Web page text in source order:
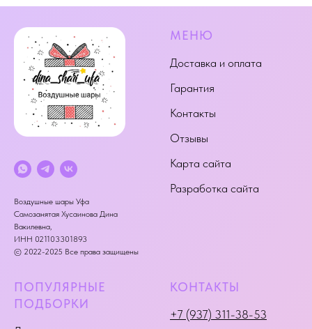
Воздушные шары Уфа
Самозанятая Хусаинова Дина
Вакилевна,
ИНН 021103301893
© 2022-2025 Все права защищены
МЕНЮ
Доставка и оплата
Гарантия
Контакты
Отзывы
Карта сайта
Разработка сайта
ПОПУЛЯРНЫЕ
ПОДБОРКИ
КОНТАКТЫ
+7 (937) 311-38-53